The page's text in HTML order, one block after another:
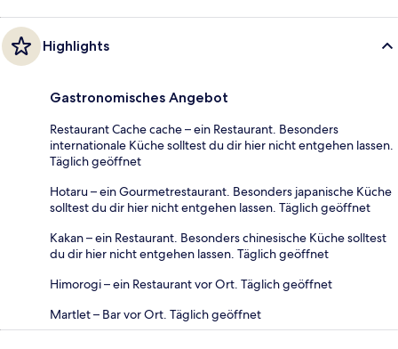
Highlights
Gastronomisches Angebot
Restaurant Cache cache – ein Restaurant. Besonders
internationale Küche solltest du dir hier nicht entgehen lassen.
Täglich geöffnet
Hotaru – ein Gourmetrestaurant. Besonders japanische Küche
solltest du dir hier nicht entgehen lassen. Täglich geöffnet
Kakan – ein Restaurant. Besonders chinesische Küche solltest
du dir hier nicht entgehen lassen. Täglich geöffnet
Himorogi – ein Restaurant vor Ort. Täglich geöffnet
Martlet – Bar vor Ort. Täglich geöffnet